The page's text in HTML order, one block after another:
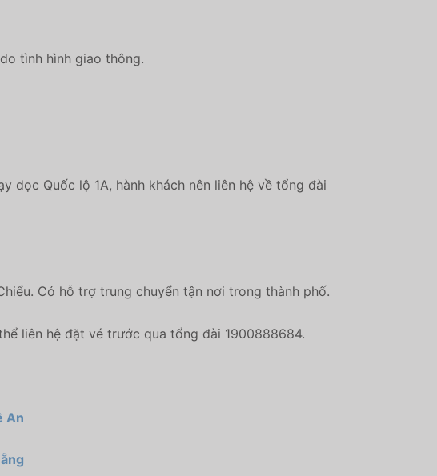
tình hình giao thông.
Quốc lộ 1A, hành khách nên liên hệ về tổng đài
Có hỗ trợ trung chuyển tận nơi trong thành phố.
liên hệ đặt vé trước qua tổng đài 1900888684.
An